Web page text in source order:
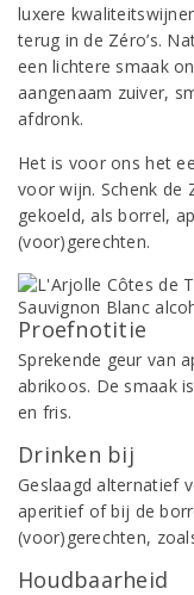
luxere
terug in de Zéro’s.
een lichtere smaak
aangenaam zuiver,
afdronk.
Het is voor ons het
voor wijn. Schenk de
gekoeld, als borrel,
(voor)gerechten.
Proefnotitie
Sprekende geur van
abrikoos. De smaak
en fris.
Drinken bij
Geslaagd alternatief
aperitief of bij de
(voor)gerechten,
Houdbaarheid